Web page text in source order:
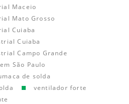
Maceio
Mato Grosso
Cuiaba
Cuiaba
Campo Grande
São Paulo
de solda
ventilador forte